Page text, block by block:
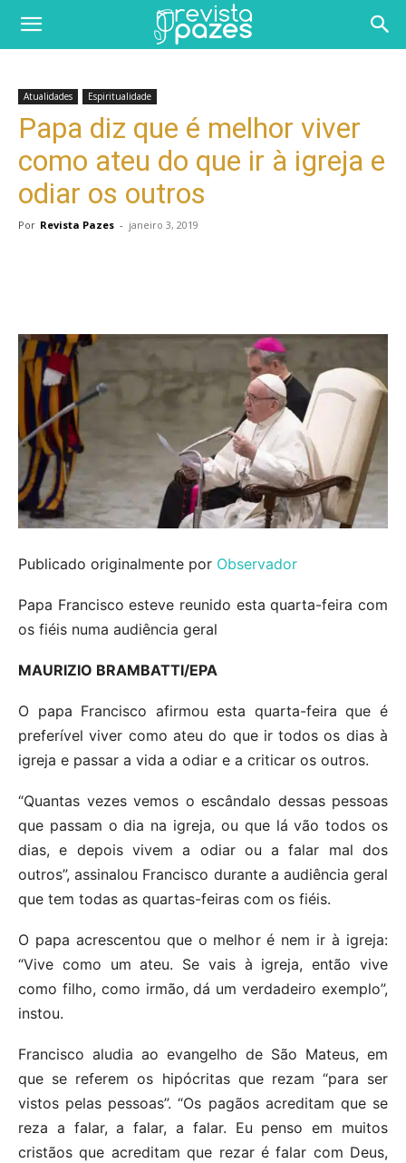
Atualidades Espiritualidade
Papa diz que é melhor viver
como ateu do que ir à igreja e
odiar os outros
Por Revista Pazes - janeiro 3, 2019
Publicado originalmente por Observador
Papa Francisco esteve reunido esta quarta-feira com
os fiéis numa audiência geral
MAURIZIO BRAMBATTI/EPA
O papa Francisco afirmou esta quarta-feira que é
preferível viver como ateu do que ir todos os dias à
igreja e passar a vida a odiar e a criticar os outros.
“Quantas vezes vemos o escândalo dessas pessoas
que passam o dia na igreja, ou que lá vão todos os
dias, e depois vivem a odiar ou a falar mal dos
outros”, assinalou Francisco durante a audiência geral
que tem todas as quartas-feiras com os fiéis.
O papa acrescentou que o melhor é nem ir à igreja:
“Vive como um ateu. Se vais à igreja, então vive
como filho, como irmão, dá um verdadeiro exemplo”,
instou.
Francisco aludia ao evangelho de São Mateus, em
que se referem os hipócritas que rezam “para ser
vistos pelas pessoas”. “Os pagãos acreditam que se
reza a falar, a falar, a falar. Eu penso em muitos
cristãos que acreditam que rezar é falar com Deus,